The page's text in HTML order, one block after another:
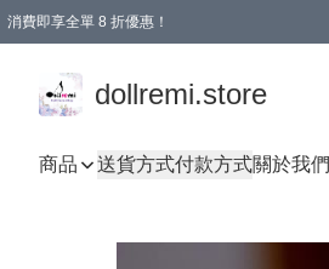
消費即享全單 8 折優惠！
dollremi.store
商品 送貨方式付款方式關於我們